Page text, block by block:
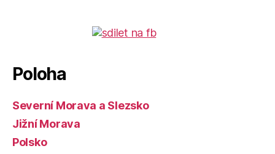
Poloha
Severní Morava a Slezsko
Jižní Morava
Polsko